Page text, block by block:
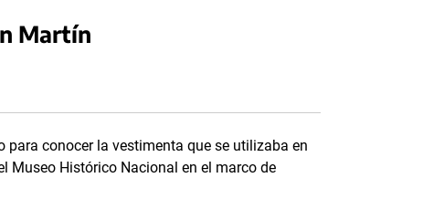
Martín
conocer la vestimenta que se utilizaba en
Museo Histórico Nacional en el marco de